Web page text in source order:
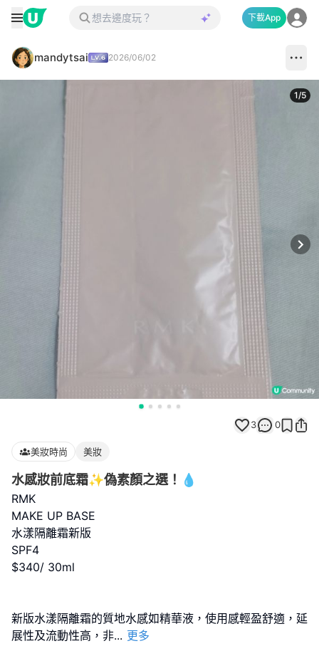
下載App
mandytsai 2026/06/02
1/5
3 0
美妝時尚 美妝
水感妝前底霜✨偽素顏之選！💧
RMK
MAKE UP BASE
水漾隔離霜新版
SPF4
$340/ 30ml
新版水漾隔離霜的質地水感如精華液，使用感輕盈舒適，延
展性及流動性高，非... 更多